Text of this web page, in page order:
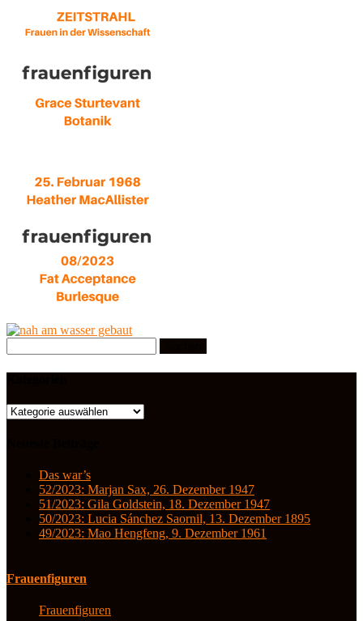
nach:
Kategorien
Das war’s
52/2023: Marjan Sax, 26. Dezember 1947
51/2023: Gila Goldstein, 18. Dezember 1947
50/2023: Lucia Sánchez Saornil, 13. Dezember 1895
49/2023: Mao Hengfeng, 9. Dezember 1961
Frauenfiguren
Frauenfiguren